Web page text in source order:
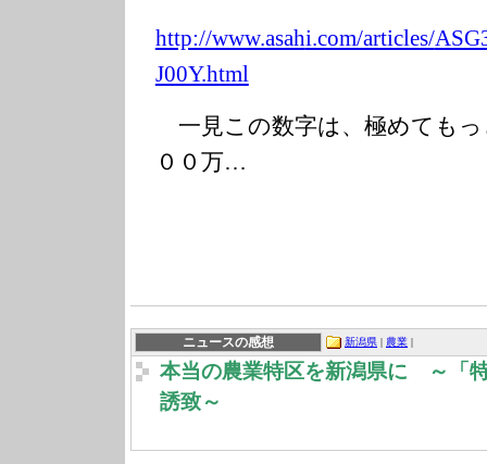
http://www.asahi.com/articles/
J00Y.html
一見この数字は、極めても
００万…
ニュースの感想 新潟県 | 農業 |
本当の農業特区を新潟県に ～「
誘致～